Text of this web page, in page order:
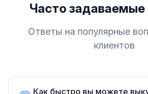
Часто задаваемые
Ответы на популярные
клиентов
Как быстро вы можете